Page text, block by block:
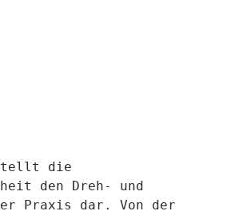
die
den Dreh- und
Praxis dar. Von der